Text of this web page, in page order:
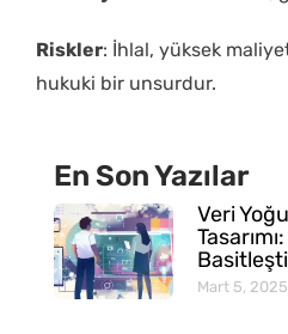
Riskler: İhlal, yüksek
hukuki bir unsurdur.
En Son Yazılar
Veri
Mart 5, 2025